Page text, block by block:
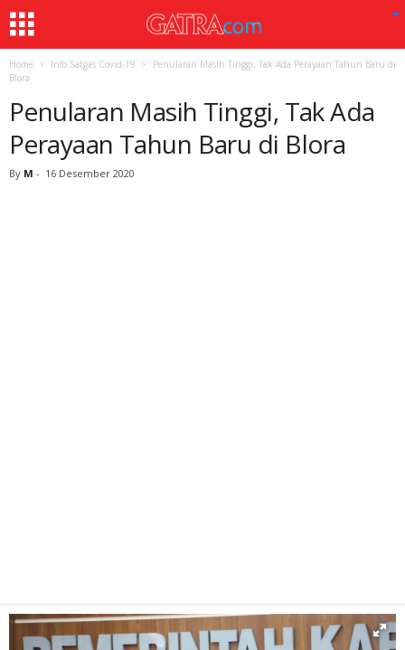
Home Info Satgas Covid-19
Penularan Masih Tinggi, Tak Ada Perayaan Tahun Baru di
Blora
Penularan Masih Tinggi, Tak Ada
Perayaan Tahun Baru di Blora
By M - 16 Desember 2020